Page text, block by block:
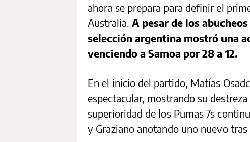
ahora se prepara para definir el
Australia. A pesar de los
selección argentina mostró una
venciendo a Samoa por 28 a 12.
En el inicio del partido, Matías
espectacular, mostrando su
superioridad de los Pumas 7s
y Graziano anotando uno nuevo